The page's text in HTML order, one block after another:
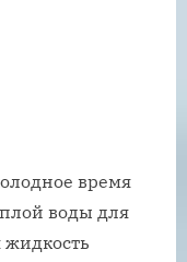
время
воды для
жидкость